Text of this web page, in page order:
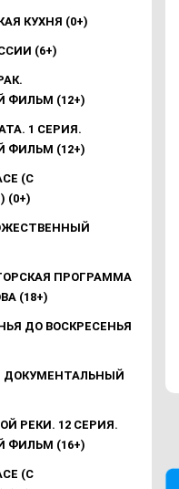
КУХНЯ (0+)
(6+)
ФИЛЬМ (12+)
1 СЕРИЯ.
ФИЛЬМ (12+)
(С
(0+)
ПРОГРАММА
(18+)
ДО ВОСКРЕСЕНЬЯ
ДОКУМЕНТАЛЬНЫЙ
РЕКИ. 12 СЕРИЯ.
ФИЛЬМ (16+)
(С